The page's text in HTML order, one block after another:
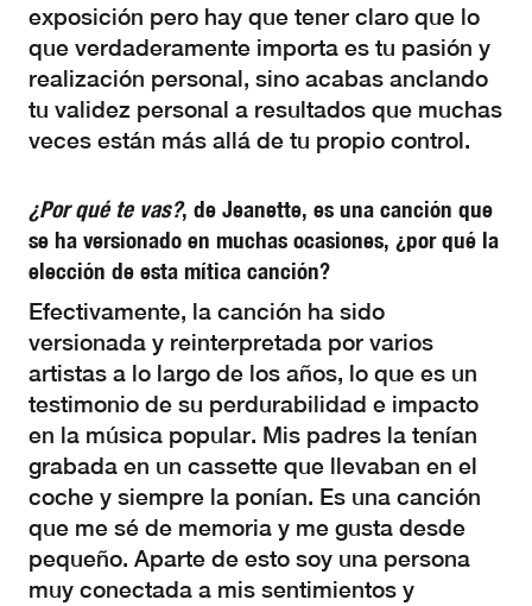
exposición pero hay que tener claro que lo
que verdaderamente importa es tu pasión y
realización personal, sino acabas anclando
tu validez personal a resultados que muchas
veces están más allá de tu propio control.
¿Por qué te vas?, de Jeanette, es una canción que
se ha versionado en muchas ocasiones, ¿por qué la
elección de esta mítica canción?
Efectivamente, la canción ha sido
versionada y reinterpretada por varios
artistas a lo largo de los años, lo que es un
testimonio de su perdurabilidad e impacto
en la música popular. Mis padres la tenían
grabada en un cassette que llevaban en el
coche y siempre la ponían. Es una canción
que me sé de memoria y me gusta desde
pequeño. Aparte de esto soy una persona
muy conectada a mis sentimientos y